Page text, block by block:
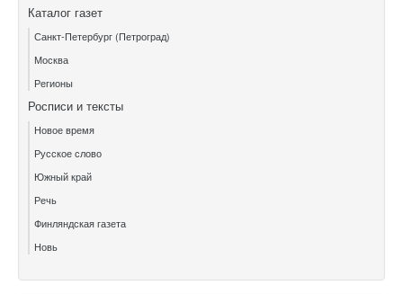
Каталог газет
Санкт-Петербург (Петроград)
Москва
Регионы
Росписи и тексты
Новое время
Русское слово
Южный край
Речь
Финляндская газета
Новь